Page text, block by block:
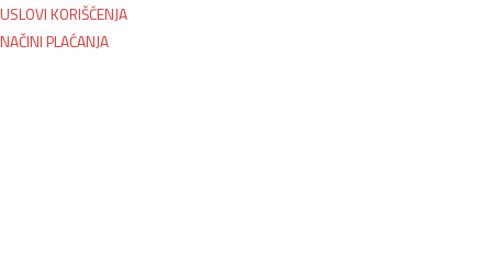
USLOVI KORIŠĆENJA
NAČINI PLAĆANJA